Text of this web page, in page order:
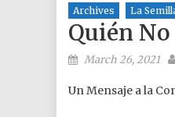
Archives La
Quién No
Posted on
March 26, 2021
Un Mensaje a la